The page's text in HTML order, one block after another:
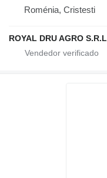
Roménia, Cristesti
ROYAL DRU AGRO